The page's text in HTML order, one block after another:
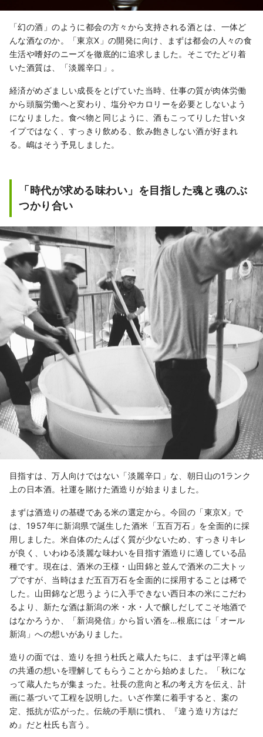
「幻の酒」のように都会の方々から支持される酒とは、一体ど
んな酒なのか。「東京Ⅹ」の開発に向け、まずは都会の人々の食
生活や嗜好のニーズを徹底的に追求しました。そこでたどり着
いた酒質は、「淡麗辛口」。
経済がめざましい成長をとげていた当時、仕事の質が肉体労働
から頭脳労働へと変わり、塩分やカロリーを必要としないよう
になりました。食べ物と同じように、酒もこってりした甘いタ
イプではなく、すっきり飲める、飲み飽きしない酒が好まれ
る。嶋はそう予見しました。
「時代が求める味わい」を目指した魂と魂のぶ
つかり合い
目指すは、万人向けではない「淡麗辛口」な、朝日山の1ランク
上の日本酒。社運を賭けた酒造りが始まりました。
まずは酒造りの基礎である米の選定から。今回の「東京Ⅹ」で
は、1957年に新潟県で誕生した酒米「五百万石」を全面的に採
用しました。米自体のたんぱく質が少ないため、すっきりキレ
が良く、いわゆる淡麗な味わいを目指す酒造りに適している品
種です。現在は、酒米の王様・山田錦と並んで酒米の二大トッ
プですが、当時はまだ五百万石を全面的に採用することは稀で
した。山田錦など思うように入手できない西日本の米にこだわ
るより、新たな酒は新潟の米・水・人で醸しだしてこそ地酒で
はなかろうか、「新潟発信」から旨い酒を…根底には「オール
新潟」への想いがありました。
造りの面では、造りを担う杜氏と蔵人たちに、まずは平澤と嶋
の共通の想いを理解してもらうことから始めました。「秋にな
って蔵人たちが集まった。社長の意向と私の考え方を伝え、計
画に基づいて工程を説明した。いざ作業に着手すると、案の
定、抵抗が広がった。伝統の手順に慣れ、『違う造り方はだ
め』だと杜氏も言う。